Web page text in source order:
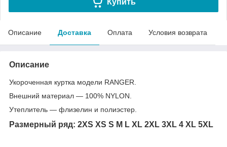
Описание Доставка Оплата Условия возврата
Описание
Укороченная куртка модели RANGER.
Внешний материал — 100% NYLON.
Утеплитель — флизелин и полиэстер.
Размерный ряд: 2XS XS S M L XL 2XL 3XL 4 XL 5XL